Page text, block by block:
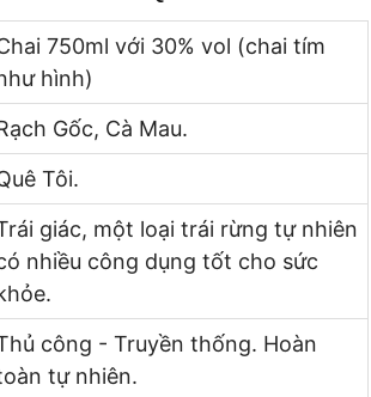
750ml với 30% vol (chai tím
hình)
Gốc, Cà Mau.
Tôi.
giác, một loại trái rừng tự nhiên
nhiều công dụng tốt cho sức
công - Truyền thống. Hoàn
tự nhiên.